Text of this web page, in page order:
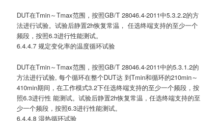
DUT在Tmin～Tmax范围，按照GB/T 28046.4-2011中5.3.2.2的方
法进行试验。试验后静置2h恢复常温， 任选终端支持的至少一个
频段，按照6.3进行性能测试。
6.4.4.7 规定变化率的温度循环试验
DUT在Tmin～Tmax范围，按照GB/T 28046.4-2011中的5.3.1.2的
方法进行试验, 每个循环在整个DUT达 到Tmin和循环的210min～
410min期间，在工作模式3.2下任选终端支持的至少一个频段，按
照6.3进行性 能测试。试验后静置2h恢复常温，任选终端支持的至
少一个频段，按照6.3进行性能测试。
6.4.4.8 湿热循环试验